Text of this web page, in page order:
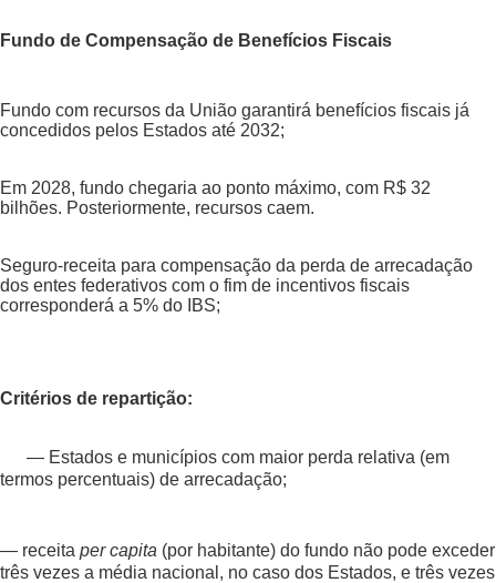
Fundo de Compensação de Benefícios Fiscais
Fundo com recursos da União garantirá benefícios fiscais já
concedidos pelos Estados até 2032;
Em 2028, fundo chegaria ao ponto máximo, com R$ 32
bilhões. Posteriormente, recursos caem.
Seguro-receita para compensação da perda de arrecadação
dos entes federativos com o fim de incentivos fiscais
corresponderá a 5% do IBS;
Critérios de repartição:
— Estados e municípios com maior perda relativa (em
termos percentuais) de arrecadação;
— receita per capita (por habitante) do fundo não pode exceder
três vezes a média nacional, no caso dos Estados, e três vezes